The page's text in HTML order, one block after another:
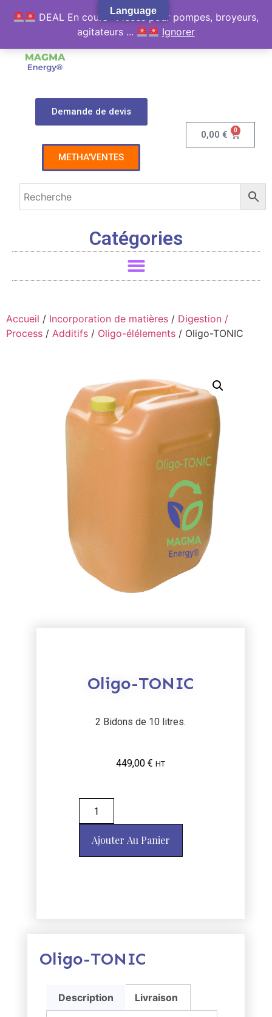
Demande de devis
METHA'VENTES
0,00€ 0
Catégories
Accueil / Incorporation de matières / Digestion /
Process / Additifs / Oligo-élélements / Oligo-TONIC
Oligo-TONIC
2 Bidons de 10 litres.
449,00 € HT
Ajouter Au Panier
Oligo-TONIC
Description Livraison
Language
DEAL En cours : Pièces pour pompes, broyeurs,
agitateurs ...
Ignorer